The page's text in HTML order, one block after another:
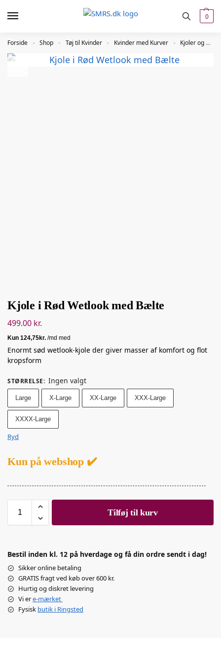
0
Forside » Shop » Tøj til Kvinder » Kvinder med Kurver » Kjoler og Nederdele
Kjole i Rød Wetlook med Bælte
499.00 kr.
Enormt sød wetlook-kjole der giver masser af komfort og flot
kropsform
STØRRELSE: Ingen valgt
Large X-Large XX-Large XXX-Large
XXXX-Large
Ryd
Kun på webshop ✔️
Tilføj til kurv
Bestil inden kl. 12 på hverdage og få din ordre sendt i dag!
Sikker online betaling
GRATIS fragt ved køb over 600 kr.
Hurtig og diskret levering
Vi ere-mærket
Fysisk butik i Ringsted